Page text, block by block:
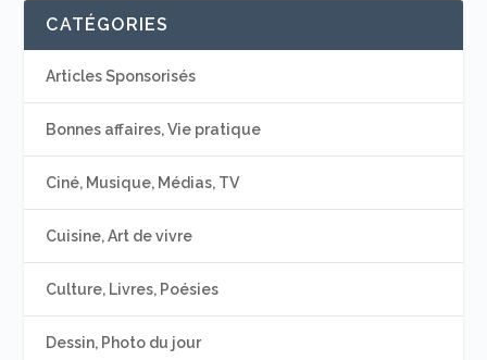
CATÉGORIES
Articles Sponsorisés
Bonnes affaires, Vie pratique
Ciné, Musique, Médias, TV
Cuisine, Art de vivre
Culture, Livres, Poésies
Dessin, Photo du jour